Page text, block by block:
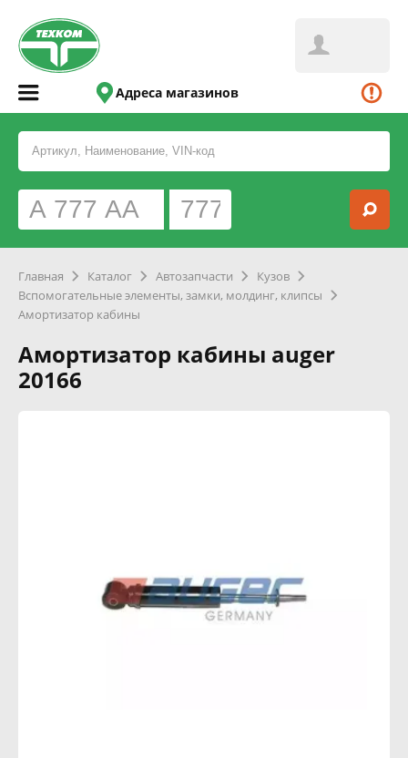
Адреса магазинов
Главная Каталог Автозапчасти
Кузов
Вспомогательные элементы, замки, молдинг, клипсы
Амортизатор кабины
Амортизатор кабины auger
20166